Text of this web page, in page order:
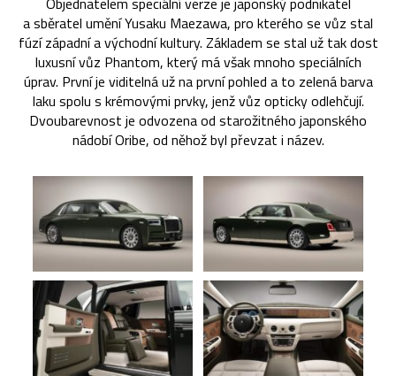
a sběratel umění Yusaku Maezawa, pro kterého se vůz stal
fúzí západní a východní kultury. Základem se stal už tak dost
luxusní vůz Phantom, který má však mnoho speciálních
úprav. První je viditelná už na první pohled a to zelená barva
laku spolu s krémovými prvky, jenž vůz opticky odlehčují.
Dvoubarevnost je odvozena od starožitného japonského
nádobí Oribe, od něhož byl převzat i název.